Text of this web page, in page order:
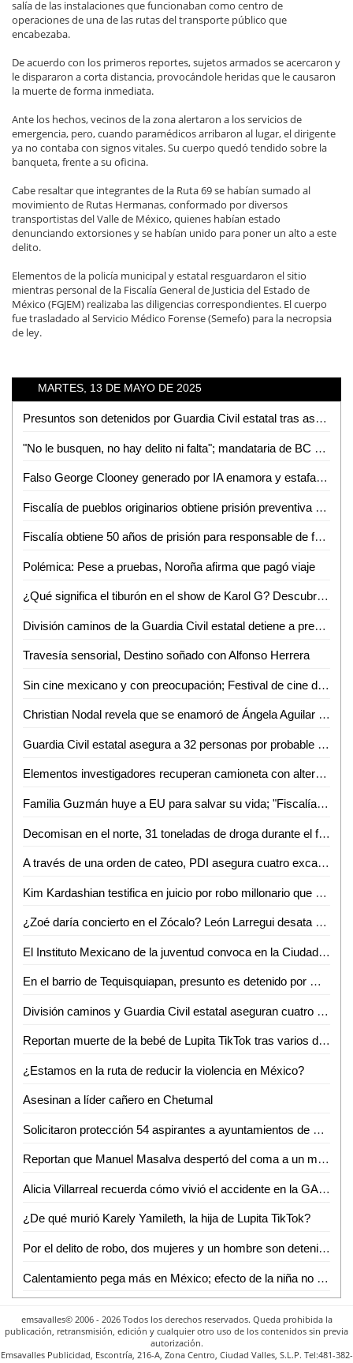
salía de las instalaciones que funcionaban como centro de
operaciones de una de las rutas del transporte público que
encabezaba.
De acuerdo con los primeros reportes, sujetos armados se acercaron y
le dispararon a corta distancia, provocándole heridas que le causaron
la muerte de forma inmediata.
Ante los hechos, vecinos de la zona alertaron a los servicios de
emergencia, pero, cuando paramédicos arribaron al lugar, el dirigente
ya no contaba con signos vitales. Su cuerpo quedó tendido sobre la
banqueta, frente a su oficina.
Cabe resaltar que integrantes de la Ruta 69 se habían sumado al
movimiento de Rutas Hermanas, conformado por diversos
transportistas del Valle de México, quienes habían estado
denunciando extorsiones y se habían unido para poner un alto a este
delito.
Elementos de la policía municipal y estatal resguardaron el sitio
mientras personal de la Fiscalía General de Justicia del Estado de
México (FGJEM) realizaba las diligencias correspondientes. El cuerpo
fue trasladado al Servicio Médico Forense (Semefo) para la necropsia
de ley.
MARTES, 13 DE MAYO DE 2025
Presuntos son detenidos por Guardia Civil estatal tras asegurarles dosis de enervantes
"No le busquen, no hay delito ni falta"; mandataria de BC descarta investigación
Falso George Clooney generado por IA enamora y estafa a una mujer
Fiscalía de pueblos originarios obtiene prisión preventiva contra señalado de violación, en la Huasteca Potosina
Fiscalía obtiene 50 años de prisión para responsable de feminicidio en Ciudad Valles, SLP
Polémica: Pese a pruebas, Noroña afirma que pagó viaje
¿Qué significa el tiburón en el show de Karol G? Descubre su poderoso simbolismo
División caminos de la Guardia Civil estatal detiene a presunto por tráfico ilegal de hidrocarburo
Travesía sensorial, Destino soñado con Alfonso Herrera
Sin cine mexicano y con preocupación; Festival de cine de Cannes
Christian Nodal revela que se enamoró de Ángela Aguilar cuando ella tenía 13 años y él 18
Guardia Civil estatal asegura a 32 personas por probable posesión de droga
Elementos investigadores recuperan camioneta con alteraciones en el número de serie en Rioverde
Familia Guzmán huye a EU para salvar su vida; "Fiscalía accedió a protegerla"
Decomisan en el norte, 31 toneladas de droga durante el fin de semana
A través de una orden de cateo, PDI asegura cuatro excavadoras en Ciudad Valles
Kim Kardashian testifica en juicio por robo millonario que sufrió; socialité perdona a los ladrones
¿Zoé daría concierto en el Zócalo? León Larregui desata rumores por un misterioso tuit
El Instituto Mexicano de la juventud convoca en la Ciudad de México, a la jornada nacional de tequios por la paz y contra las adicciones
En el barrio de Tequisquiapan, presunto es detenido por Guardia Civil estatal tras asegurarle arma blanca
División caminos y Guardia Civil estatal aseguran cuatro unidades con reporte de robo
Reportan muerte de la bebé de Lupita TikTok tras varios días hospitalizada
¿Estamos en la ruta de reducir la violencia en México?
Asesinan a líder cañero en Chetumal
Solicitaron protección 54 aspirantes a ayuntamientos de Veracruz
Reportan que Manuel Masalva despertó del coma a un mes de haber contraído una bacteria
Alicia Villarreal recuerda cómo vivió el accidente en la GAM; "donde cayó todo fue en el camerino"
¿De qué murió Karely Yamileth, la hija de Lupita TikTok?
Por el delito de robo, dos mujeres y un hombre son detenidos por Guardia Civil estatal
Calentamiento pega más en México; efecto de la niña no enfría al planeta
emsavalles© 2006 - 2026 Todos los derechos reservados. Queda prohibida la
publicación, retransmisión, edición y cualquier otro uso de los contenidos sin previa
autorización.
Emsavalles Publicidad, Escontría, 216-A, Zona Centro, Ciudad Valles, S.L.P. Tel:481-382-